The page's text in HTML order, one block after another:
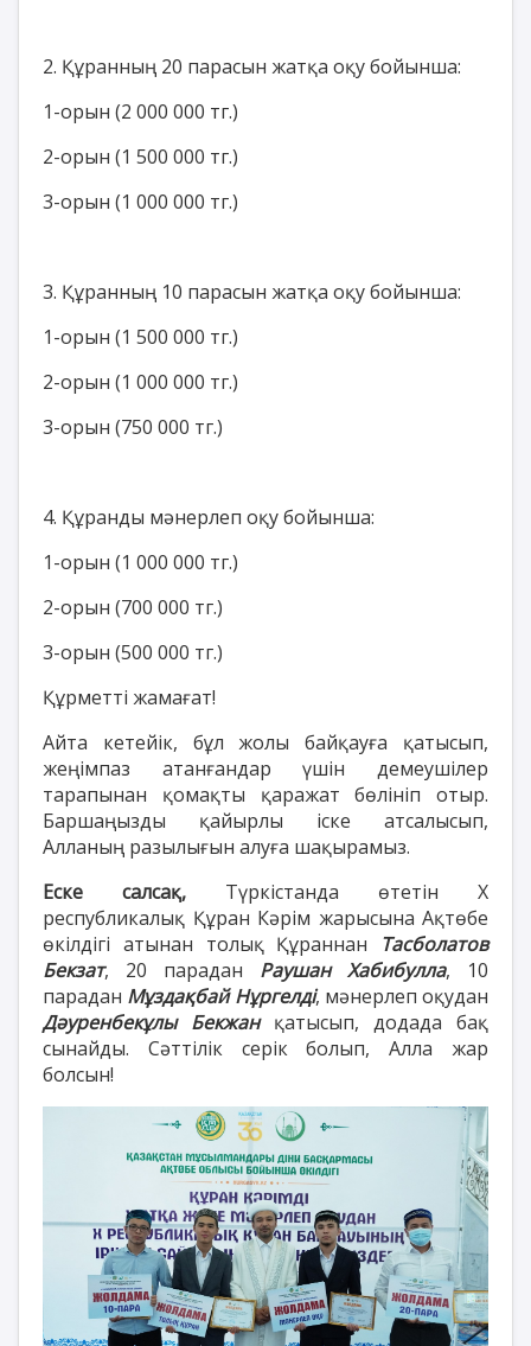
2. Құранның 20 парасын жатқа оқу бойынша:
1-орын (2 000 000 тг.)
2-орын (1 500 000 тг.)
3-орын (1 000 000 тг.)
3. Құранның 10 парасын жатқа оқу бойынша:
1-орын (1 500 000 тг.)
2-орын (1 000 000 тг.)
3-орын (750 000 тг.)
4. Құранды мәнерлеп оқу бойынша:
1-орын (1 000 000 тг.)
2-орын (700 000 тг.)
3-орын (500 000 тг.)
Құрметті жамағат!
Айта кетейік, бұл жолы байқауға қатысып,
жеңімпаз атанғандар үшін демеушілер
тарапынан қомақты қаражат бөлініп отыр.
Баршаңызды қайырлы іске атсалысып,
Алланың разылығын алуға шақырамыз.
Еске салсақ, Түркістанда өтетін Х
республикалық Құран Кәрім жарысына Ақтөбе
өкілдігі атынан толық Құраннан Тасболатов
Бекзат, 20 парадан Раушан Хабибулла, 10
парадан Мұздақбай Нұргелді, мәнерлеп оқудан
Дәуренбекұлы Бекжанқатысып, додада бақ
сынайды. Сәттілік серік болып, Алла жар
болсын!